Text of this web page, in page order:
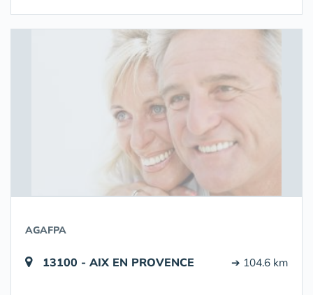
AGAFPA
13100 - AIX EN PROVENCE ➔ 104.6 km